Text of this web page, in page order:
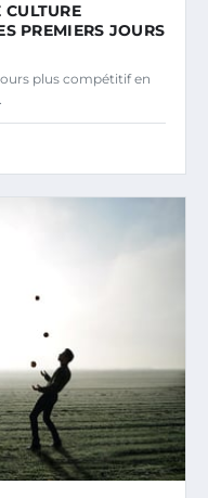
PREMIERS JOURS
plus compétitif en